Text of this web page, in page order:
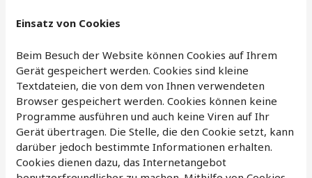
Einsatz von Cookies
Beim Besuch der Website können Cookies auf Ihrem
Gerät gespeichert werden. Cookies sind kleine
Textdateien, die von dem von Ihnen verwendeten
Browser gespeichert werden. Cookies können keine
Programme ausführen und auch keine Viren auf Ihr
Gerät übertragen. Die Stelle, die den Cookie setzt, kann
darüber jedoch bestimmte Informationen erhalten.
Cookies dienen dazu, das Internetangebot